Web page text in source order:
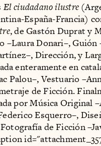
El ciudadano ilustre
España-Francia)
, de Gastón Duprat y
–Laura Donari–, Guión
Dirección, y
enteramente en
Palou–, Vestuario
de Ficción.
por Música Original
Esquerro–,
de Ficción